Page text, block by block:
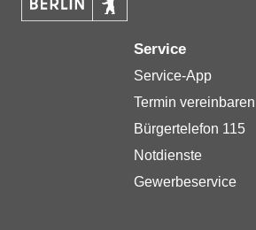
Service
Service-App
Termin vereinbaren
Bürgertelefon 115
Notdienste
Gewerbeservice